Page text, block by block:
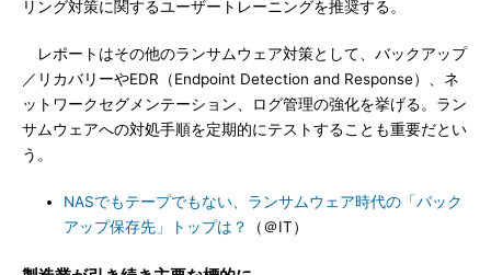
リング対策に関するユーザートレーニングを推奨する。
レポートはその他のランサムウェア対策として、バックアップ
／リカバリーやEDR（Endpoint Detection and Response）、ネ
ットワークセグメンテーション、ログ管理の強化を挙げる。ラン
サムウェアへの対処手順を定期的にテストすることも重要だとい
う。
NASでもテープでもない、ランサムウェア時代の「バック
アップ保存先」トップは？
（＠IT）